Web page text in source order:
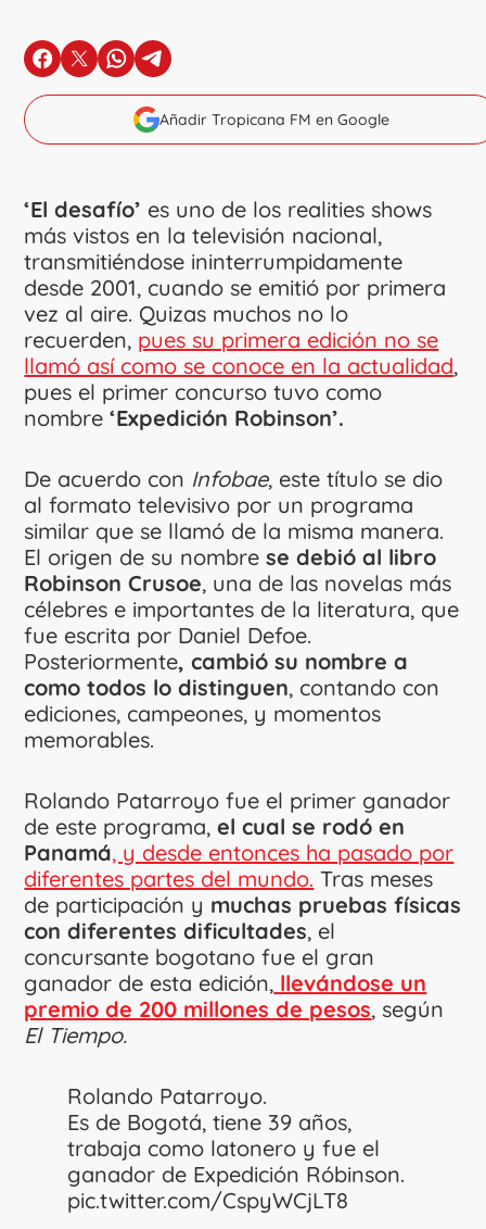
en Facebook
en Xen Whatsapp
en Telegram
Añadir Tropicana FM en Google
‘El desafío’ es uno de los realities shows
más vistos en la televisión nacional,
transmitiéndose ininterrumpidamente
desde 2001, cuando se emitió por primera
vez al aire. Quizas muchos no lo
recuerden, pues su primera edición no se
llamó así como se conoce en la actualidad,
pues el primer concurso tuvo como
nombre‘Expedición Robinson’.
De acuerdo con Infobae, este título se dio
al formato televisivo por un programa
similar que se llamó de la misma manera.
El origen de su nombrese debió al libro
Robinson Crusoe, una de las novelas más
célebres e importantes de la literatura, que
fue escrita por Daniel Defoe.
Posteriormente, cambió su nombre a
como todos lo distinguen, contando con
ediciones, campeones, y momentos
memorables.
Rolando Patarroyo fue el primer ganador
de este programa,el cual se rodó en
Panamá, y desde entonces ha pasado por
diferentes partes del mundo. Tras meses
de participación y muchas pruebas físicas
con diferentes dificultades, el
concursante bogotano fue el gran
ganador de esta edición, llevándose un
premio de 200 millones de pesos, según
El Tiempo.
Rolando Patarroyo.
Es de Bogotá, tiene 39 años,
trabaja como latonero y fue el
ganador de Expedición Róbinson.
pic.twitter.com/CspyWCjLT8